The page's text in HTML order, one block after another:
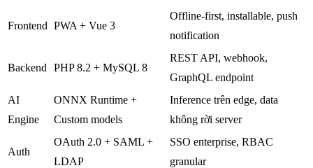
Frontend PWA + Vue 3
Offline-first, installable, push
notification
Backend PHP 8.2 + MySQL 8
REST API, webhook,
GraphQL endpoint
AI
Engine
ONNX Runtime +
Custom models
Inference trên edge, data
không rời server
Auth
OAuth 2.0 + SAML +
LDAP
SSO enterprise, RBAC
granular